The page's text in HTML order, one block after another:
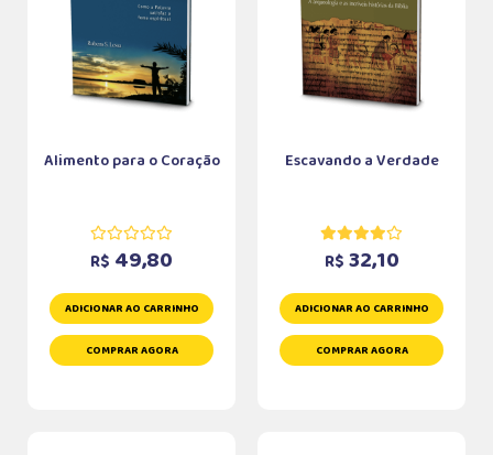
Alimento para o Coração
R$ 49,80
ADICIONAR AO CARRINHO
COMPRAR AGORA
Escavando a Verdade
R$ 32,10
ADICIONAR AO CARRINHO
COMPRAR AGORA